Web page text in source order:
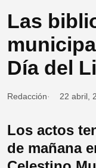
Las
Día del
Redacción 22 abril,
Los actos
de mañana